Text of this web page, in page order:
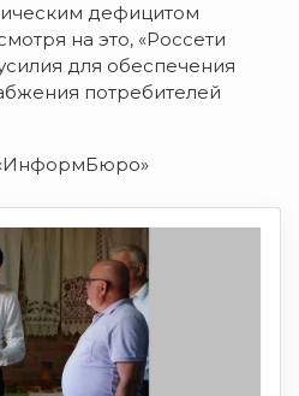
дефицитом
на это, «Россети
для обеспечения
потребителей